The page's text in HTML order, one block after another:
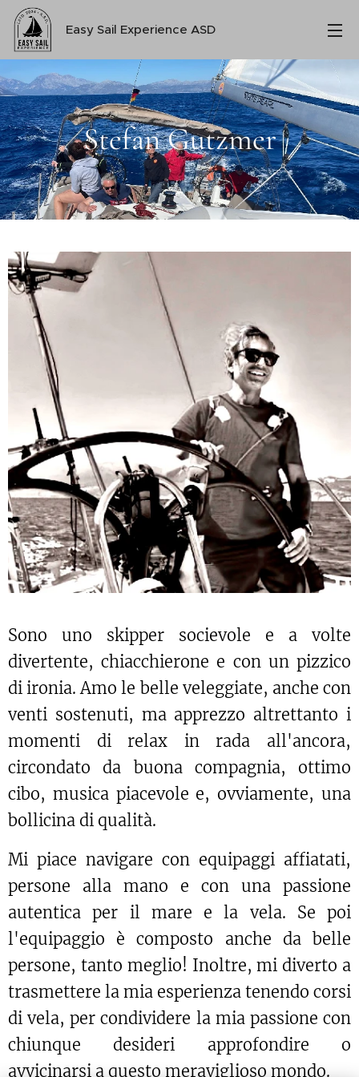
Easy Sail Experience ASD
Stefan Gutzmer
Sono uno skipper socievole e a volte
divertente, chiacchierone e con un pizzico
di ironia. Amo le belle veleggiate, anche con
venti sostenuti, ma apprezzo altrettanto i
momenti di relax in rada all'ancora,
circondato da buona compagnia, ottimo
cibo, musica piacevole e, ovviamente, una
bollicina di qualità.
Mi piace navigare con equipaggi affiatati,
persone alla mano e con una passione
autentica per il mare e la vela. Se poi
l'equipaggio è composto anche da belle
persone, tanto meglio! Inoltre, mi diverto a
trasmettere la mia esperienza tenendo corsi
di vela, per condividere la mia passione con
chiunque desideri approfondire o
avvicinarsi a questo meraviglioso mondo.